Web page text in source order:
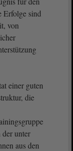
Erfolge sind
von
einer guten
die
unter
aus den